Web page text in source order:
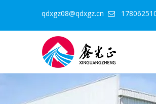

qdxgz08@qdxgz.cn